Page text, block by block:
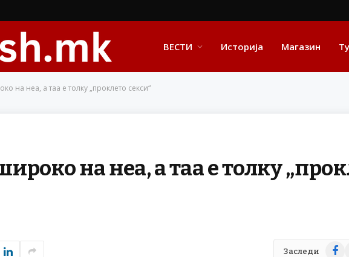
ВЕСТИ Историја Магазин
на неа, а таа е толку „проклето секси“
на неа, а таа е толку
Заследи